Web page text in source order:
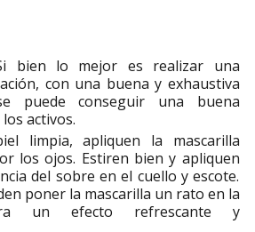
bien lo mejor es realizar una
con una buena y exhaustiva
puede conseguir una buena
activos.
limpia, apliquen la mascarilla
los ojos. Estiren bien y apliquen
del sobre en el cuello y escote.
poner la mascarilla un rato en la
un efecto refrescante y